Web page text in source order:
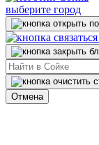
выберите город
Отмена